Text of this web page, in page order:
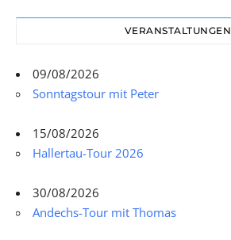
VERANSTALTUNGEN
09/08/2026
Sonntagstour mit Peter
15/08/2026
Hallertau-Tour 2026
30/08/2026
Andechs-Tour mit Thomas